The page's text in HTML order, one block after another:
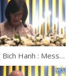
Ms Duong Bich Hanh : Message from H.E. Audrey Azoulay, Director-General of UNESCO